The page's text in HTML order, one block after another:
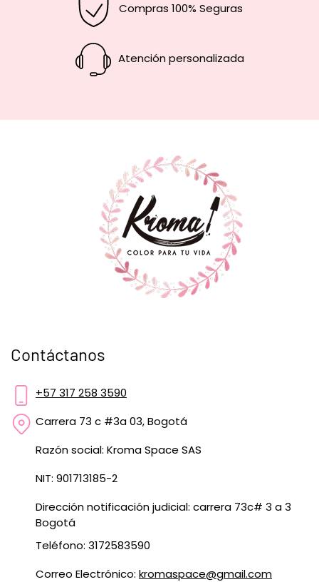
Compras 100% Seguras
Atención personalizada
Contáctanos
+57 317 258 3590
Carrera 73 c #3a 03, Bogotá
Razón social: Kroma Space SAS
NIT: 901713185-2
Dirección notificación judicial: carrera 73c# 3 a 3
Bogotá
Teléfono: 3172583590
Correo Electrónico: kromaspace@gmail.com